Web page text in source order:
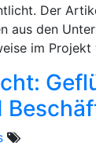
Der
aus den
im Projekt